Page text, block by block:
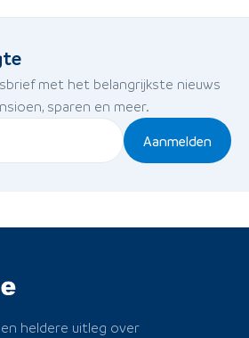
met het belangrijkste nieuws
sparen en meer.
Aanmelden
heldere uitleg over